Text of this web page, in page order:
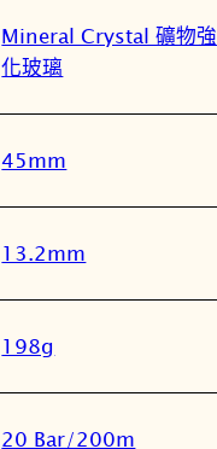
4
R
6
-
6
Z
F
數
Mineral Crystal 礦物強
化玻璃
45mm
13.2mm
198g
20 Bar/200m